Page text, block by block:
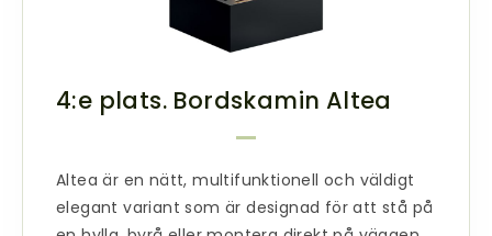
4:e plats. Bordskamin Altea
Altea är en nätt, multifunktionell och väldigt
elegant variant som är designad för att stå på